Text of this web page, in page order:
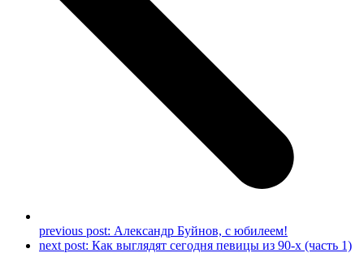
previous post: Александр Буйнов, с юбилеем!
next post: Как выглядят сегодня певицы из 90-х (часть 1)